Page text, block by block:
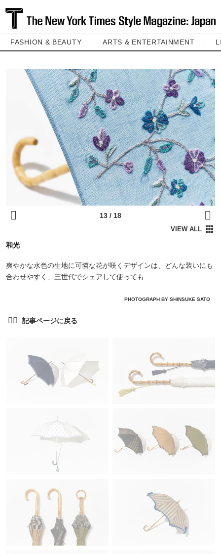
FASHION & BEAUTY ARTS & ENTERTAINMENT
和光
爽やかな水色の生地に可憐な花が咲くデザインは、どんな装いにも
合わせやすく、三世代でシェアして使っても
PHOTOGRAPH BY SHINSUKE SATO